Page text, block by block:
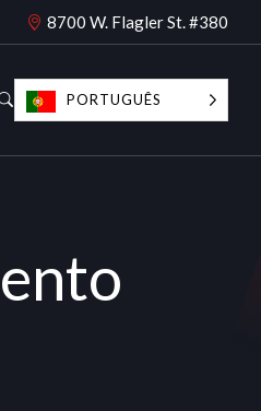
8700 W. Flagler St. #380
PORTUGUÊS